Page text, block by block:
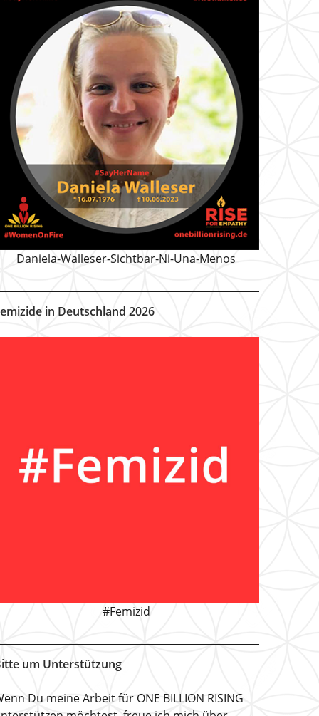
Daniela-Walleser-Sichtbar-Ni-Una-Menos
in Deutschland 2026
#Femizid
um Unterstützung
Du meine Arbeit für ONE BILLION RISING